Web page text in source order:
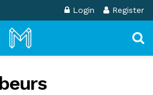
Login Register